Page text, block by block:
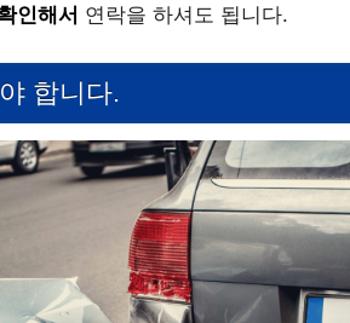
인해서 연락을 하셔도 됩니다.
합니다.